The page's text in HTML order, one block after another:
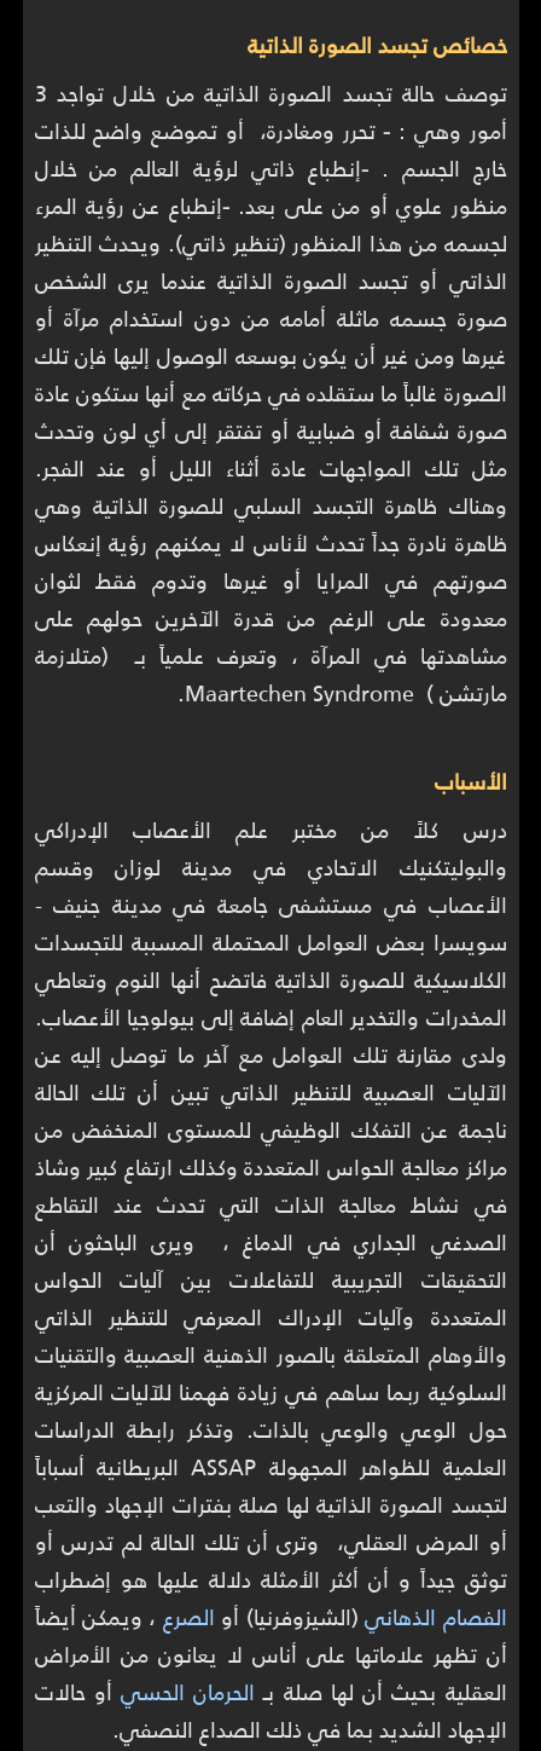
خصائص تجسد الصورة الذاتية
توصف حالة تجسد الصورة الذاتية من خلال تواجد 3
أمور وهي : -تحرر ومغادرة، أو تموضع واضح للذات
خارج الجسم .-إنطباع ذاتي لرؤية العالم من خلال
منظور علوي أو من على بعد.-إنطباع عن رؤية المرء
لجسمه من هذا المنظور (تنظير ذاتي). ويحدث التنظير
الذاتي أو تجسد الصورة الذاتية عندما يرى الشخص
صورة جسمه ماثلة أمامه من دون استخدام مرآة أو
غيرها ومن غير أن يكون بوسعه الوصول إليها فإن تلك
الصورة غالباً ما ستقلده في حركاته مع أنها ستكون عادة
صورة شفافة أو ضبابية أو تفتقر إلى أي لون وتحدث
مثل تلك المواجهات عادة أثناء الليل أو عند الفجر.
وهناك ظاهرة التجسد السلبي للصورة الذاتية وهي
ظاهرة نادرة جداً تحدث لأناس لا يمكنهم رؤية إنعكاس
صورتهم في المرايا أو غيرها وتدوم فقط لثوان
معدودة على الرغم من قدرة الآخرين حولهم على
مشاهدتها في المرآة ، وتعرف علمياً بـ (متلازمة
مارتشن ) Maartechen Syndrome.
الأسباب
درس كلاً من مختبر علم الأعصاب الإدراكي
والبوليتكنيك الاتحادي في مدينة لوزان وقسم
الأعصاب في مستشفى جامعة في مدينة جنيف -
سويسرا بعض العوامل المحتملة المسببة للتجسدات
الكلاسيكية للصورة الذاتية فاتضح أنها النوم وتعاطي
المخدرات والتخدير العام إضافة إلى بيولوجيا الأعصاب.
ولدى مقارنة تلك العوامل مع آخر ما توصل إليه عن
الآليات العصبية للتنظير الذاتي تبين أن تلك الحالة
ناجمة عن التفكك الوظيفي للمستوى المنخفض من
مراكز معالجة الحواس المتعددة وكذلك ارتفاع كبير وشاذ
في نشاط معالجة الذات التي تحدث عند التقاطع
الصدغي الجداري في الدماغ ، ويرى الباحثون أن
التحقيقات التجريبية للتفاعلات بين آليات الحواس
المتعددة وآليات الإدراك المعرفي للتنظير الذاتي
والأوهام المتعلقة بالصور الذهنية العصبية والتقنيات
السلوكية ربما ساهم في زيادة فهمنا للآليات المركزية
حول الوعي والوعي بالذات. وتذكر رابطة الدراسات
العلمية للظواهر المجهولة ASSAP البريطانية أسباباً
لتجسد الصورة الذاتية لها صلة بفترات الإجهاد والتعب
أو المرض العقلي، وترى أن تلك الحالة لم تدرس أو
توثق جيداً و أن أكثر الأمثلة دلالة عليها هو إضطراب
الفصام الذهاني(الشيزوفرنيا) أو الصرع ، ويمكن أيضاً
أن تظهر علاماتها على أناس لا يعانون من الأمراض
العقلية بحيث أن لها صلة بـ الحرمان الحسي أو حالات
الإجهاد الشديد بما في ذلك الصداع النصفي.